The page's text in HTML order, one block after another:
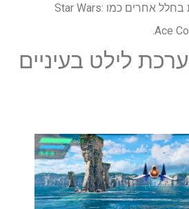
משחקי קרב וטיסות בחלל אחרים כמו Star Wars:
לילט בעיניים